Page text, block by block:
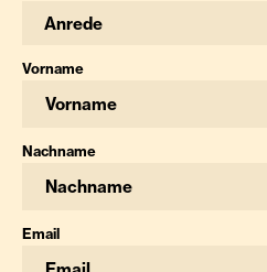
Anrede
Vorname
Nachname
Email